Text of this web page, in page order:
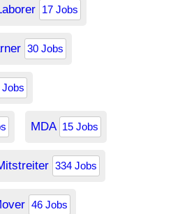
17 Jobs
30 Jobs
Jobs
MDA 15 Jobs
334 Jobs
46 Jobs